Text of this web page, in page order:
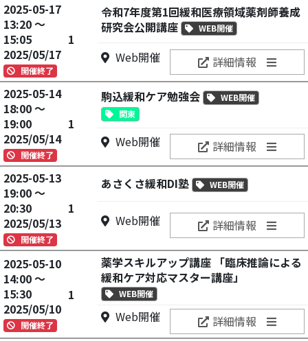
2025-05-17
13:20 ～
15:05
2025/05/17
開催終了
1
令和7年度第1回緩和医療領域薬剤師養成
研究会公開講座
WEB開催
Web開催
詳細情報
2025-05-14
18:00 ～
19:00
2025/05/14
開催終了
1
駒込緩和ケア勉強会
WEB開催
関東
Web開催
詳細情報
2025-05-13
19:00 ～
20:30
2025/05/13
開催終了
1
あさくさ緩和DI塾 WEB開催
Web開催 詳細情報
2025-05-10
14:00 ～
15:30
2025/05/10
開催終了
1
薬学スキルアップ講座 「臨床推論による
緩和ケア対応マスター講座」
WEB開催
Web開催 詳細情報